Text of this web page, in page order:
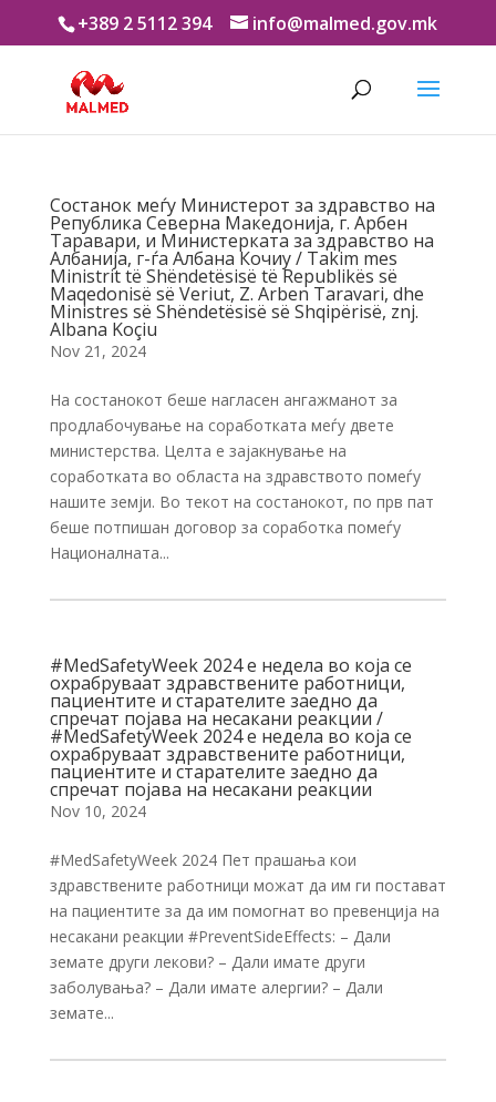
+389 2 5112 394 info@malmed.gov.mk
Состанок меѓу Министерот за здравство на
Република Северна Македонија, г. Арбен
Таравари, и Министерката за здравство на
Албанија, г-ѓа Албана Кочиу / Takim mes
Ministrit të Shëndetësisë të Republikës së
Maqedonisë së Veriut, Z. Arben Taravari, dhe
Ministres së Shëndetësisë së Shqipërisë, znj.
Albana Koçiu
Nov 21, 2024
На состанокот беше нагласен ангажманот за
продлабочување на соработката меѓу двете
министерства. Целта е зајакнување на
соработката во областа на здравството помеѓу
нашите земји. Во текот на состанокот, по прв пат
беше потпишан договор за соработка помеѓу
Националната...
#MedSafetyWeek 2024 е недела во која се
охрабруваат здравствените работници,
пациентите и старателите заедно да
спречат појава на несакани реакции /
#MedSafetyWeek 2024 е недела во која се
охрабруваат здравствените работници,
пациентите и старателите заедно да
спречат појава на несакани реакции
Nov 10, 2024
#MedSafetyWeek 2024 Пет прашања кои
здравствените работници можат да им ги постават
на пациентите за да им помогнат во превенција на
несакани реакции #PreventSideEffects: – Дали
земате други лекови? – Дали имате други
заболувања? – Дали имате алергии? – Дали
земате...